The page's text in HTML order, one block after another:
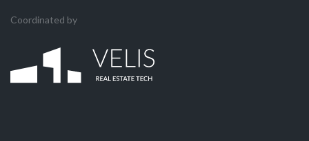
Coordinated by